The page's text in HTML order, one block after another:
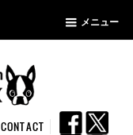
メニュー
CONTACT